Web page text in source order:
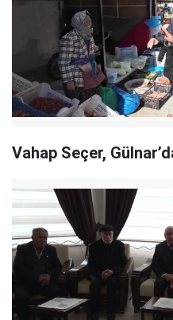
Vahap Seçer,